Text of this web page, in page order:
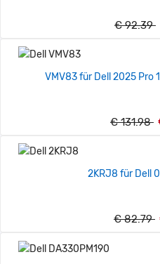
€ 92.39
VMV83 für Dell 2025 Pro
€ 131.98
2KRJ8 für Dell
€ 82.79